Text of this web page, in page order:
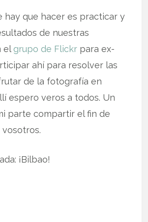
hay que hacer es practicar y
de nuestras
el grupo de Flickr para ex-
ahí para resolver las
de la fotografía en
espero veros a todos. Un
parte compartir el fin de
¡Bilbao!